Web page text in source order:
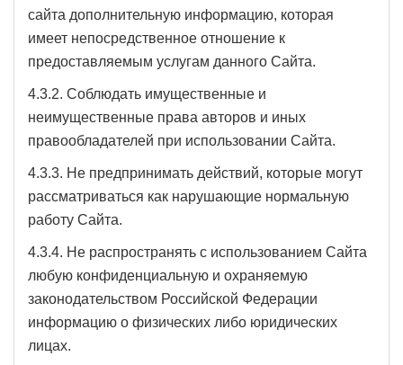
сайта дополнительную информацию, которая
имеет непосредственное отношение к
предоставляемым услугам данного Сайта.
4.3.2. Соблюдать имущественные и
неимущественные права авторов и иных
правообладателей при использовании Сайта.
4.3.3. Не предпринимать действий, которые могут
рассматриваться как нарушающие нормальную
работу Сайта.
4.3.4. Не распространять с использованием Сайта
любую конфиденциальную и охраняемую
законодательством Российской Федерации
информацию о физических либо юридических
лицах.